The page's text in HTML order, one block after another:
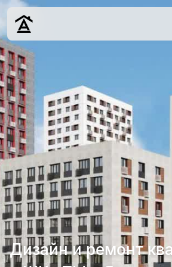
Цены
Наши
О нас
Контакты
г.
8 (495)
22-59
Обсудить
Дизайн и ремонт